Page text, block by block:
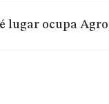
lugar ocupa